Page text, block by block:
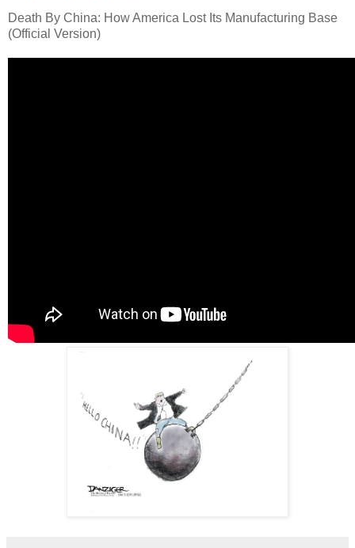
Death By China: How America Lost Its Manufacturing Base
(Official Version)